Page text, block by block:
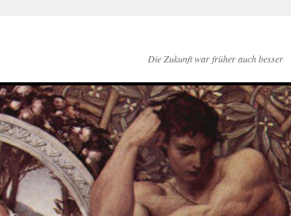
Die Zukunft war früher auch besser